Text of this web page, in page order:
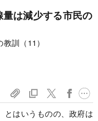
は減少する市民の
訓（11）
はいうものの、政府は